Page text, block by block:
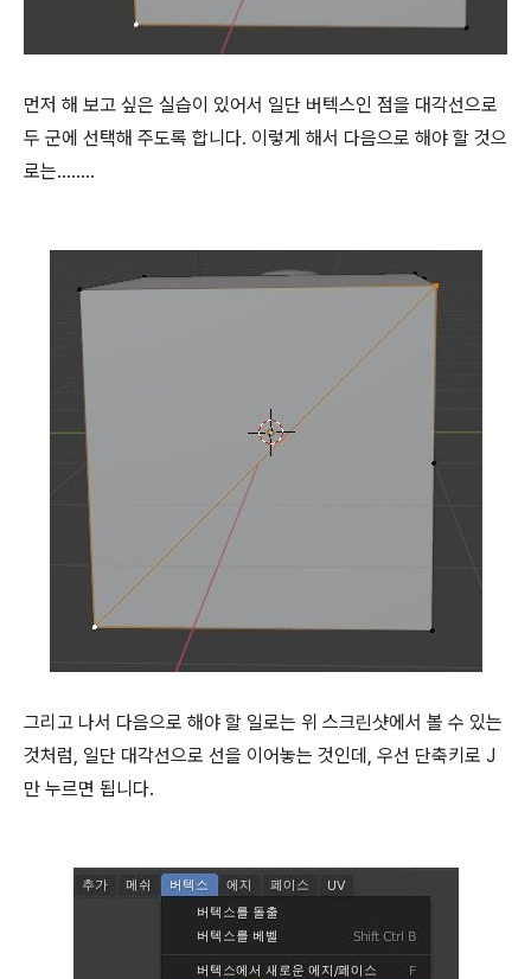
먼저 해 보고 싶은 실습이 있어서 일단 버텍스인 점을 대각선으로
두 군에 선택해 주도록 합니다. 이렇게 해서 다음으로 해야 할 것으
로는........
그리고 나서 다음으로 해야 할 일로는 위 스크린샷에서 볼 수 있는
것처럼, 일단 대각선으로 선을 이어놓는 것인데, 우선 단축키로 J
만 누르면 됩니다.